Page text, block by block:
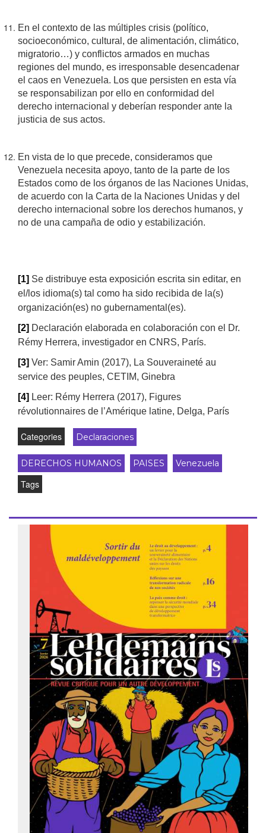
En el contexto de las múltiples crisis (político,
socioeconómico, cultural, de alimentación, climático,
migratorio…) y conflictos armados en muchas
regiones del mundo, es irresponsable desencadenar
el caos en Venezuela. Los que persisten en esta vía
se responsabilizan por ello en conformidad del
derecho internacional y deberían responder ante la
justicia de sus actos.
En vista de lo que precede, consideramos que
Venezuela necesita apoyo, tanto de la parte de los
Estados como de los órganos de las Naciones Unidas,
de acuerdo con la Carta de la Naciones Unidas y del
derecho internacional sobre los derechos humanos, y
no de una campaña de odio y estabilización.
[1] Se distribuye esta exposición escrita sin editar, en
el/los idioma(s) tal como ha sido recibida de la(s)
organización(es) no gubernamental(es).
[2] Declaración elaborada en colaboración con el Dr.
Rémy Herrera, investigador en CNRS, París.
[3] Ver: Samir Amin (2017), La Souveraineté au
service des peuples, CETIM, Ginebra
[4] Leer: Rémy Herrera (2017), Figures
révolutionnaires de l’Amérique latine, Delga, París
Categories Declaraciones
DERECHOS HUMANOS PAISES Venezuela
Tags